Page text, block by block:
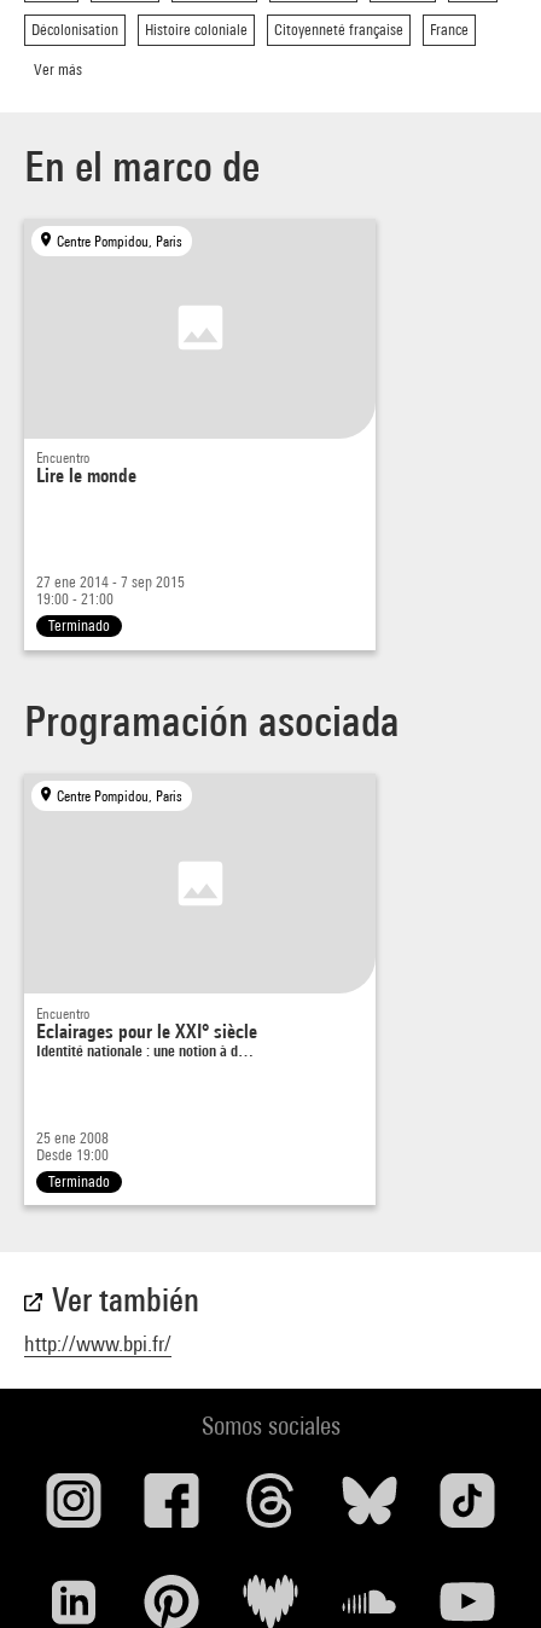
Cette séance sera retransmise en direct sur le site de la BPI.
Décolonisation Histoire coloniale Citoyenneté française France
Ver más
En el marco de
Centre Pompidou, Paris
Encuentro
Lire le monde
27 ene 2014 - 7 sep 2015
19:00 - 21:00
Terminado
Programación asociada
Centre Pompidou, Paris
Encuentro
Eclairages pour le XXI° siècle
Identité nationale : une notion à d…
25 ene 2008
Desde 19:00
Terminado
Ver también
http://www.bpi.fr/
Somos sociales